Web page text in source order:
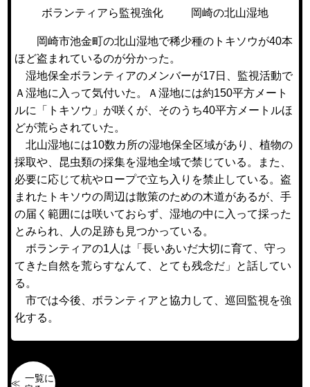
ボランティアら監視強化 岡崎の北山湿地
岡崎市池金町の北山湿地で稀少種のトキソウが40本
ほど盗まれているのが分かった。
湿地保全ボランティアのメンバーが17日、監視活動で
Ａ湿地に入って気付いた。Ａ湿地には約150平方メート
ルに「トキソウ」が咲くが、そのうち40平方メートルほ
どが荒らされていた。
北山湿地には10数カ所の湿地保全区域があり、植物の
採取や、昆虫類の採集を湿地全域で禁じている。また、
必要に応じて杭やロープで立ち入りを禁止している。盗
まれたトキソウの周辺は散策のための木道があるが、手
の届く範囲には咲いておらず、湿地の中に入って採った
とみられ、人の足跡も見つかっている。
ボランティアの1人は「長いあいだ大切に育て、守っ
てきた自然を荒らすなんて、とても残念だ」と話してい
る。
市では今後、ボランティアと協力して、巡回監視を強
化する。
一覧に